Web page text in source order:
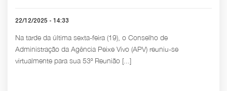
22/12/2025 - 14:33
Na tarde da última sexta-feira (19), o Conselho de
Administração da Agência Peixe Vivo (APV) reuniu-se
virtualmente para sua 53ª Reunião [...]